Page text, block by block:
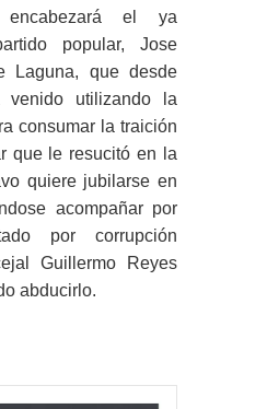
el ya
popular, Jose
Laguna, que desde
venido utilizando la
consumar la traición
que le resucitó en la
quiere jubilarse en
acompañar por
por corrupción
Guillermo Reyes
abducirlo.